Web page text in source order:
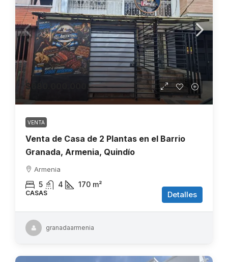
$680.000.000
VENTA
Venta de Casa de 2 Plantas en el Barrio
Granada, Armenia, Quindío
Armenia
5 4 170 m²
CASAS Detalles
granadaarmenia